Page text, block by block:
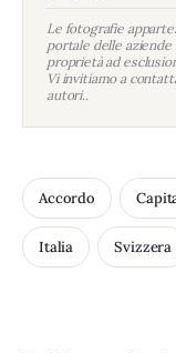
Le fotografie
portale delle
proprietà ad
Vi invitiamo a
autori..
Accordo
Italia Svizzera